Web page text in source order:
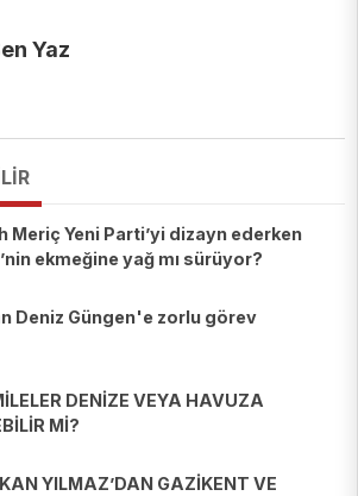
Yaz
Meriç Yeni Parti’yi dizayn ederken
ekmeğine yağ mı sürüyor?
Deniz Güngen'e zorlu görev
DENİZE VEYA HAVUZA
Mİ?
YILMAZ’DAN GAZİKENT VE